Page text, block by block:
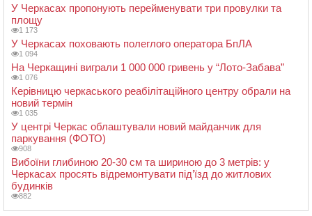
У Черкасах пропонують перейменувати три провулки та
площу
1 173
У Черкасах поховають полеглого оператора БпЛА
1 094
На Черкащині виграли 1 000 000 гривень у “Лото-Забава”
1 076
Керівницю черкаського реабілітаційного центру обрали на
новий термін
1 035
У центрі Черкас облаштували новий майданчик для
паркування (ФОТО)
908
Вибоїни глибиною 20-30 см та шириною до 3 метрів: у
Черкасах просять відремонтувати під’їзд до житлових
будинків
882